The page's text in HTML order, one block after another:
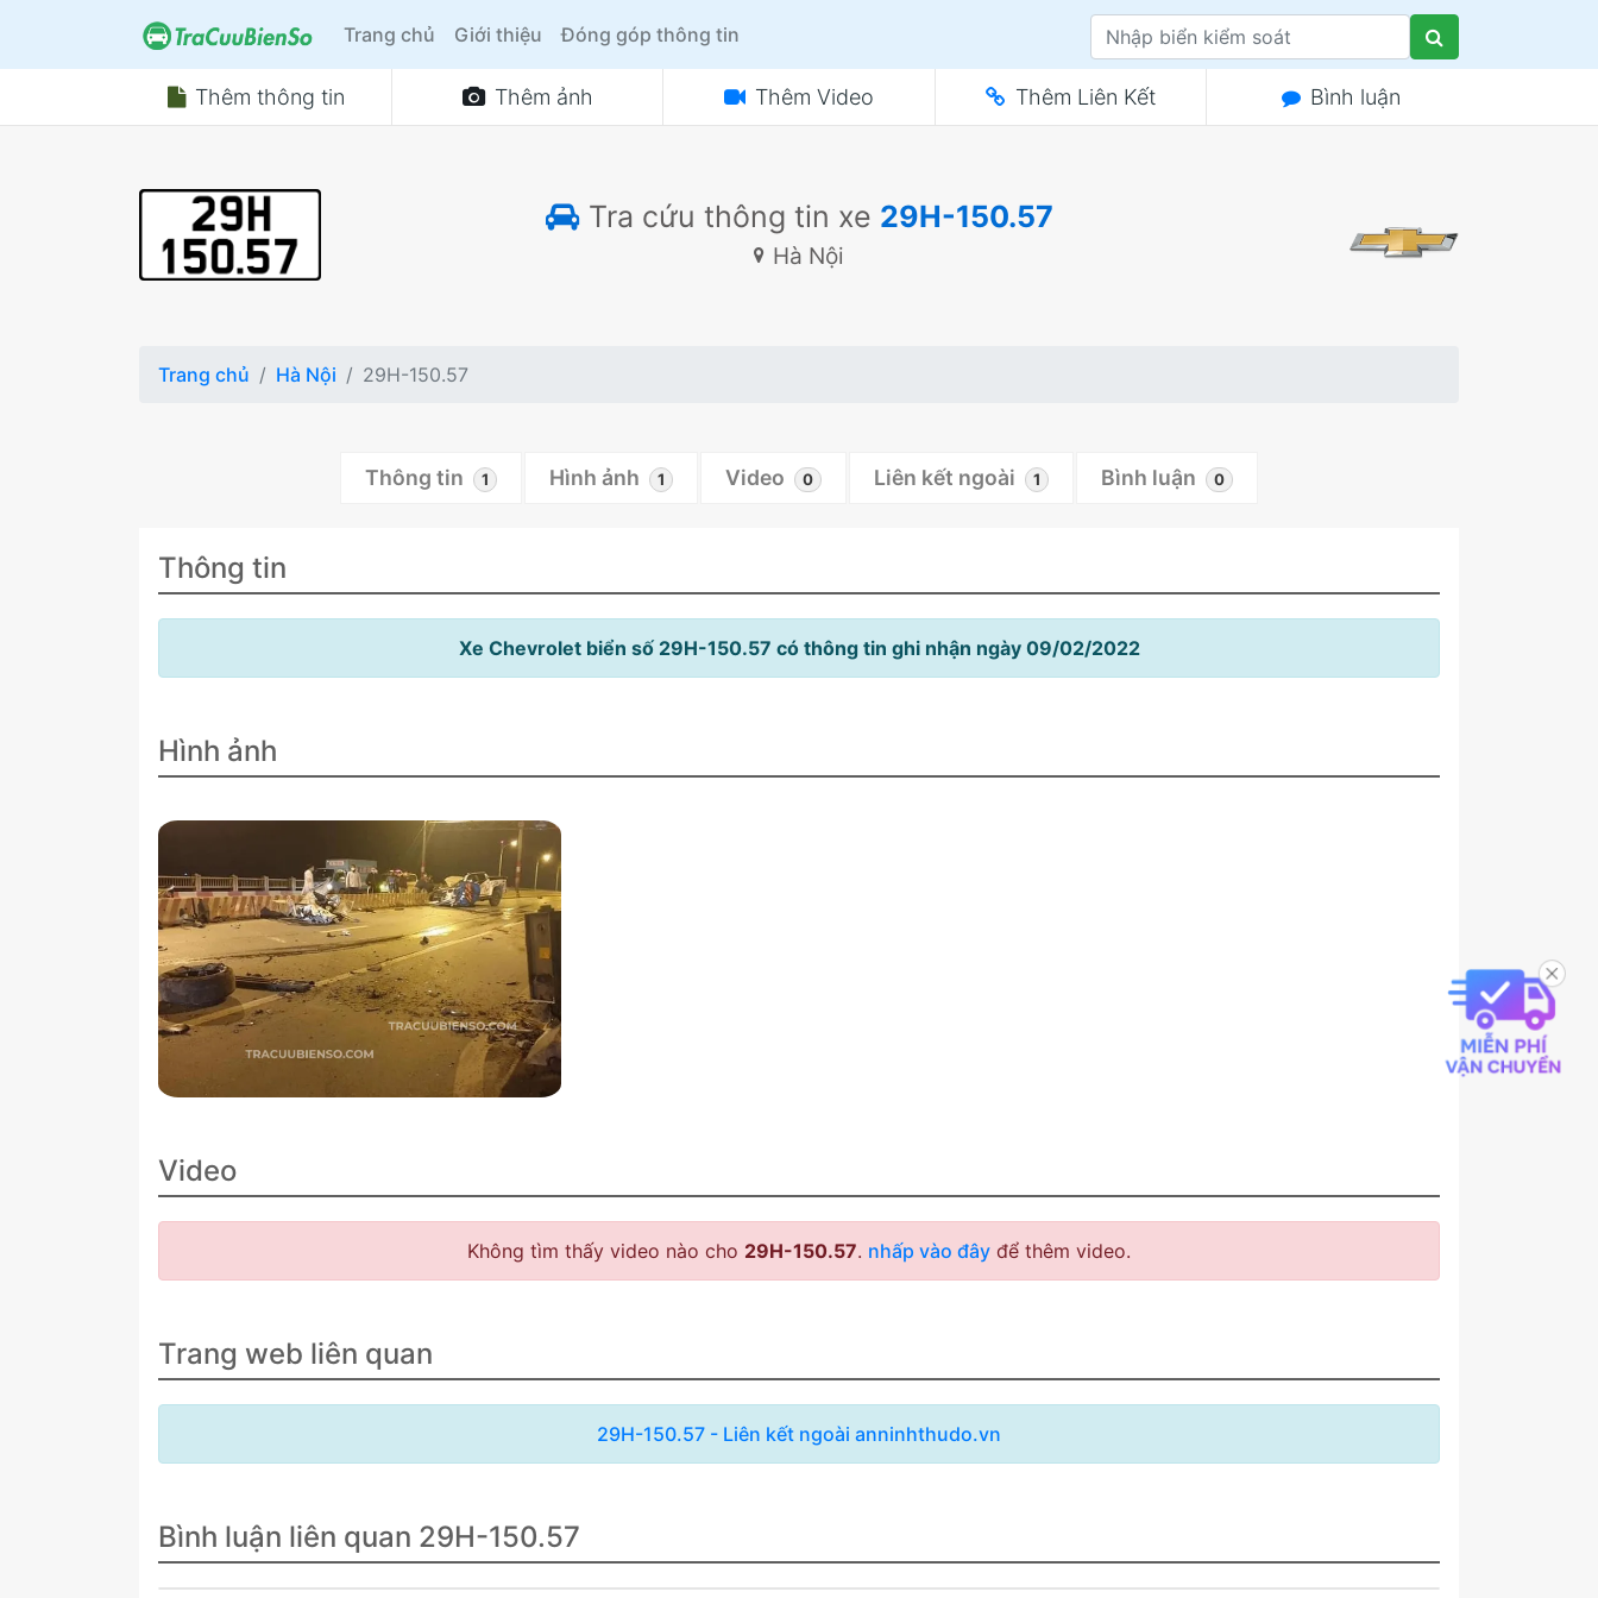
Trang chủ Giới thiệu Đóng góp thông tin
Thêm thông tin Thêm ảnh Thêm Video Thêm Liên Kết Bình luận
Tra cứu thông tin xe 29H-150.57
Hà Nội
Trang chủ Hà Nội 29H-150.57
Thông tin 1 Hình ảnh 1 Video 0 Liên kết ngoài 1 Bình luận 0
Thông tin
Xe Chevrolet biển số 29H-150.57 có thông tin ghi nhận ngày 09/02/2022
Hình ảnh
Video
Không tìm thấy video nào cho 29H-150.57. nhấp vào đây để thêm video.
Trang web liên quan
29H-150.57 - Liên kết ngoài anninhthudo.vn
Bình luận liên quan 29H-150.57